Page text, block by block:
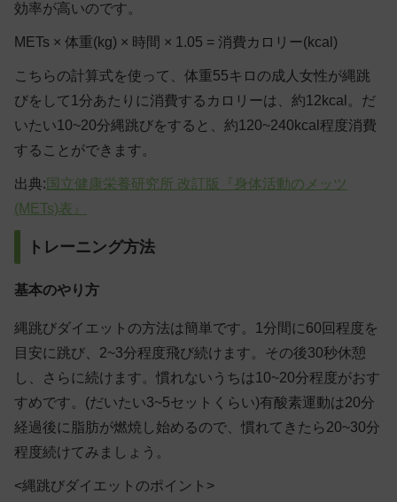
効率が高いのです。
METs × 体重(kg) × 時間 × 1.05 = 消費カロリー(kcal)
こちらの計算式を使って、体重55キロの成人女性が縄跳
びをして1分あたりに消費するカロリーは、約12kcal。だ
いたい10~20分縄跳びをすると、約120~240kcal程度消費
することができます。
出典: 国立健康栄養研究所 改訂版『身体活動のメッツ
(METs)表』
トレーニング方法
基本のやり方
縄跳びダイエットの方法は簡単です。1分間に60回程度を
目安に跳び、2~3分程度飛び続けます。その後30秒休憩
し、さらに続けます。慣れないうちは10~20分程度がおす
すめです。(だいたい3~5セットくらい)有酸素運動は20分
経過後に脂肪が燃焼し始めるので、慣れてきたら20~30分
程度続けてみましょう。
<縄跳びダイエットのポイント>